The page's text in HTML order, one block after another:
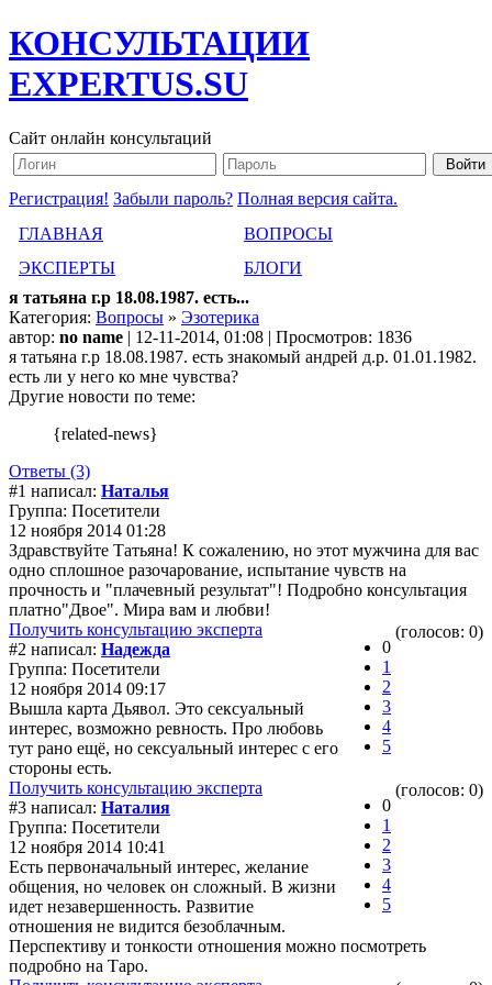
КОНСУЛЬТАЦИИ
EXPERTUS.SU
Сайт онлайн консультаций
Регистрация! Забыли пароль? Полная версия сайта.
ГЛАВНАЯ
ВОПРОСЫ
ЭКСПЕРТЫ
БЛОГИ
я татьяна г.р 18.08.1987. есть...
Категория: Вопросы » Эзотерика
автор: no name | 12-11-2014, 01:08 | Просмотров: 1836
я татьяна г.р 18.08.1987. есть знакомый андрей д.р. 01.01.1982.
есть ли у него ко мне чувства?
Другие новости по теме:
{related-news}
Ответы (3)
#1 написал: Наталья
Группа: Посетители
12 ноября 2014 01:28
Здравствуйте Татьяна! К сожалению, но этот мужчина для вас
одно сплошное разочарование, испытание чувств на
прочность и "плачевный результат"! Подробно консультация
платно"Двое". Мира вам и любви!
Получить консультацию эксперта
0
1
2
3
4
5
(голосов: 0)
#2 написал: Надежда
Группа: Посетители
12 ноября 2014 09:17
Вышла карта Дьявол. Это сексуальный
интерес, возможно ревность. Про любовь
тут рано ещё, но сексуальный интерес с его
стороны есть.
Получить консультацию эксперта
0
1
2
3
4
5
(голосов: 0)
#3 написал: Наталия
Группа: Посетители
12 ноября 2014 10:41
Есть первоначальный интерес, желание
общения, но человек он сложный. В жизни
идет незавершенность. Развитие
отношения не видится безоблачным.
Перспективу и тонкости отношения можно посмотреть
подробно на Таро.